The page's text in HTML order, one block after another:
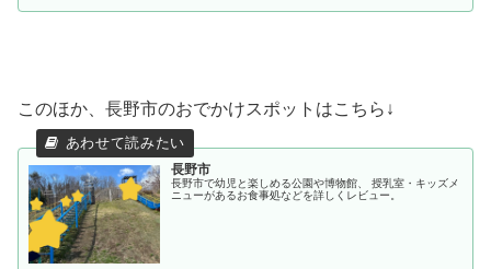
このほか、長野市のおでかけスポットはこちら↓
長野市
長野市で幼児と楽しめる公園や博物館、 授乳室・キッズメ
ニューがあるお食事処などを詳しくレビュー。